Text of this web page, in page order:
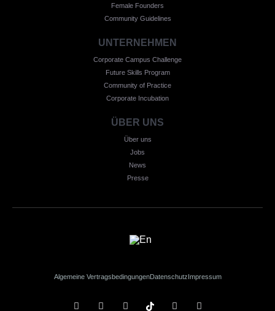
Female Founders
Community Guidelines
UNTERNEHMEN
Corporate Campus Challenge
Future Skills Program
Community of Practice
Corporate Incubation
ÜBER UNS
Über uns
Jobs
News
Presse
Algemeine VertragsbedingungenDatenschutzImpressum